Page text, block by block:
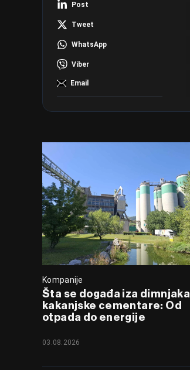
Post
Tweet
WhatsApp
Viber
Email
Kompanije
Šta se događa iza dimnjaka
kakanjske cementare: Od
otpada do energije
03.08.2026